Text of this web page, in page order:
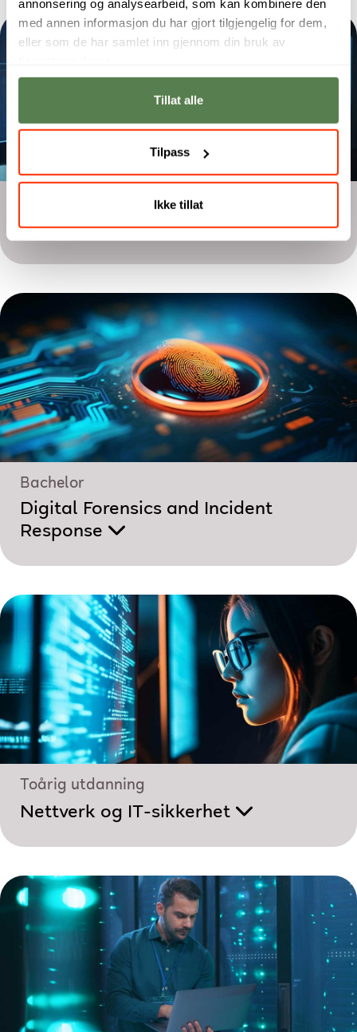
annonsering og analysearbeid, som kan kombinere den
med annen informasjon du har gjort tilgjengelig for dem,
eller som de har samlet inn gjennom din bruk av
Tillat alle
Tilpass
Ikke tillat
Data Analyst
Bachelor
Digital Forensics and Incident
Response
Toårig utdanning
Nettverk og IT-sikkerhet